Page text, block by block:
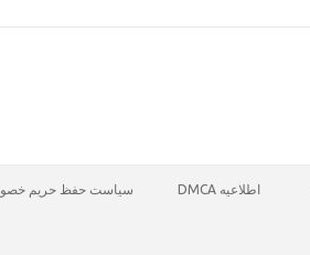
اطلاعیه DMCA سیاست حفظ حریم